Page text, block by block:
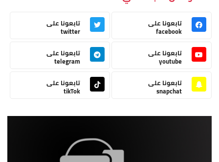
تابعونا على
facebook
تابعونا على
twitter
تابعونا على
youtube
تابعونا على
telegram
تابعونا على
snapchat
تابعونا على
tikTok